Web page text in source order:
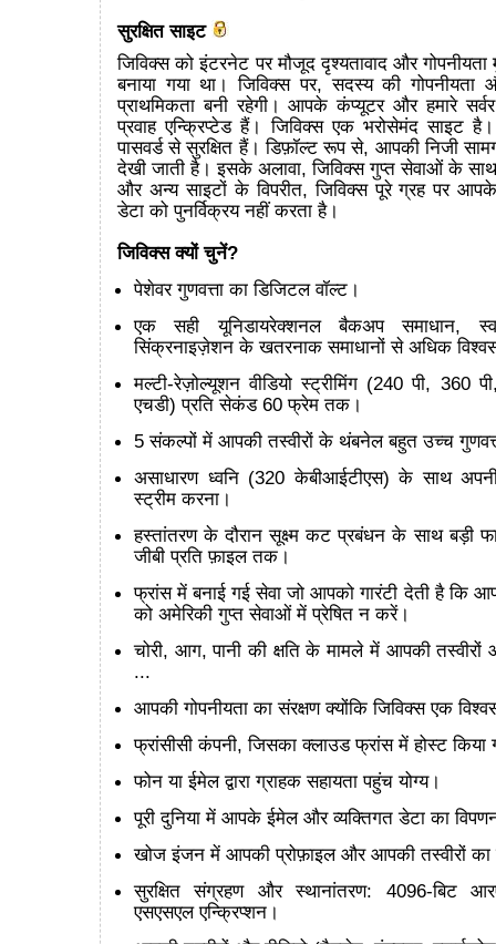
सुरक्षित साइट
जिविक्स को इंटरनेट पर मौजूद दृश्यतावाद और गोपनीयता
बनाया गया था। जिविक्स पर, सदस्य की गोपनीयता
प्राथमिकता बनी रहेगी। आपके कंप्यूटर और हमारे
प्रवाह एन्क्रिप्टेड हैं। जिविक्स एक भरोसेमंद साइट
पासवर्ड से सुरक्षित हैं। डिफ़ॉल्ट रूप से, आपकी निजी
देखी जाती है। इसके अलावा, जिविक्स गुप्त सेवाओं के
और अन्य साइटों के विपरीत, जिविक्स पूरे ग्रह पर
डेटा को पुनर्विक्रय नहीं करता है।
जिविक्स क्यों चुनें?
पेशेवर गुणवत्ता का डिजिटल वॉल्ट।
एक सही यूनिडायरेक्शनल बैकअप समाधान,
सिंक्रनाइज़ेशन के खतरनाक समाधानों से अधिक
मल्टी-रेज़ोल्यूशन वीडियो स्ट्रीमिंग (240 पी, 360
एचडी) प्रति सेकंड 60 फ्रेम तक।
5 संकल्पों में आपकी तस्वीरों के थंबनेल बहुत उच्च
असाधारण ध्वनि (320 केबीआईटीएस) के साथ
स्ट्रीम करना।
हस्तांतरण के दौरान सूक्ष्म कट प्रबंधन के साथ बड़ी
जीबी प्रति फ़ाइल तक।
फ्रांस में बनाई गई सेवा जो आपको गारंटी देती है कि
को अमेरिकी गुप्त सेवाओं में प्रेषित न करें।
चोरी, आग, पानी की क्षति के मामले में आपकी तस्वीरों
...
आपकी गोपनीयता का संरक्षण क्योंकि जिविक्स एक
फ्रांसीसी कंपनी, जिसका क्लाउड फ्रांस में होस्ट किया
फोन या ईमेल द्वारा ग्राहक सहायता पहुंच योग्य।
पूरी दुनिया में आपके ईमेल और व्यक्तिगत डेटा का
खोज इंजन में आपकी प्रोफ़ाइल और आपकी तस्वीरों का
सुरक्षित संग्रहण और स्थानांतरण: 4096-बिट
एसएसएल एन्क्रिप्शन।